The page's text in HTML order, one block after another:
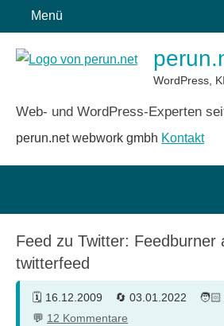
Inhalt
springen
Menü
WordPress,
Web- und WordPress-Experten
perun.net webwork gmbh Kontakt
Feed zu Twitter: Feedburner
twitterfeed
16.12.2009 03.01.2022
12 Kommentare